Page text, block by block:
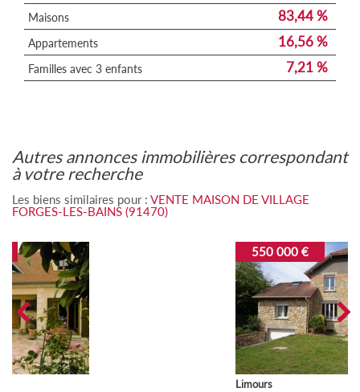
Maisons 83,44 %
Appartements 16,56 %
Familles avec 3 enfants 7,21 %
autres annonces immobilières correspondant
à votre recherche
Les biens similaires pour : VENTE MAISON DE VILLAGE
FORGES-LES-BAINS (91470)